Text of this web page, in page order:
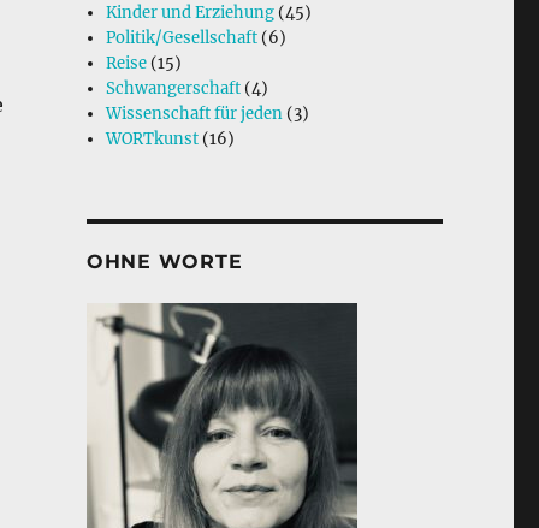
Kinder und Erziehung (45)
Politik/Gesellschaft (6)
Reise (15)
Schwangerschaft (4)
Wissenschaft für jeden (3)
WORTkunst (16)
OHNE WORTE